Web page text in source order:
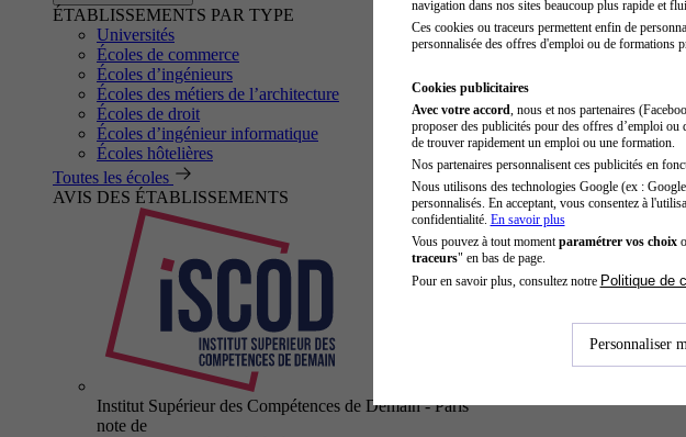
ÉTABLISSEMENTS PAR TYPE
Universités
Écoles de commerce
Écoles d’ingénieurs
Écoles des métiers de l’architecture
Écoles de droit
Écoles d’ingénieur informatique
Écoles hôtelières
Toutes les écoles
AVIS DES ÉTABLISSEMENTS
Institut Supérieur des Compétences de Demain - Paris
note de
navigation dans nos sites beaucoup plus rapide et
Ces cookies ou traceurs permettent enfin de
personnalisée des offres d'emploi ou de formations
Cookies publicitaires
Avec votre accord , nous et nos partenaires
proposer des publicités pour des offres d’emploi
de trouver rapidement un emploi ou une formation.
Nos partenaires personnalisent ces publicités en
Nous utilisons des technologies Google (ex :
personnalisés. En acceptant, vous consentez à
confidentialité. En savoir plus
Vous pouvez à tout moment paramétrer vos choix
traceurs" en bas de page.
Pour en savoir plus, consultez notre Politique de
Personnaliser